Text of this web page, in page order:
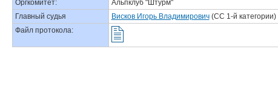
Оргкомитет:
Альпклуб "Штурм"
Главный судья
Висков Игорь Владимирович(СС 1-й категории)
Файл протокола: